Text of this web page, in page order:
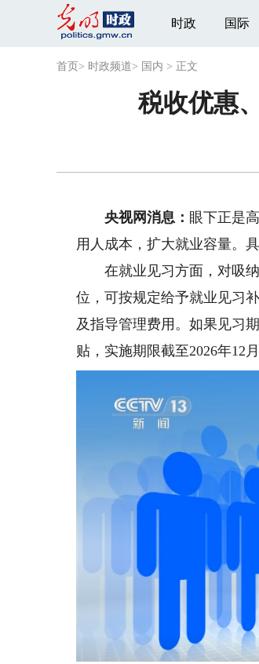
时政 国际
首页 > 时政频道> 国内 > 正文
税收优惠
央视网消息： 眼下正是
用人成本，扩大就业容量。
在就业见习方面，对吸纳
位，可按规定给予就业见习
及指导管理费用。如果见习
贴，实施期限截至2026年12月